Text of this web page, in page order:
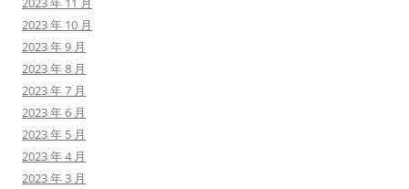
2023 年 10 月
2023 年 9 月
2023 年 8 月
2023 年 7 月
2023 年 6 月
2023 年 5 月
2023 年 4 月
2023 年 3 月